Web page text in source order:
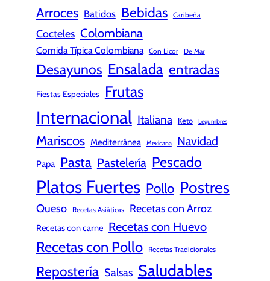
Arroces Batidos Bebidas Caribeña
Cocteles Colombiana
Comida Típica Colombiana Con Licor De Mar
Desayunos Ensalada entradas
Fiestas Especiales Frutas
Internacional Italiana Keto Legumbres
Mariscos Mediterránea Mexicana Navidad
Papa Pasta Pastelería Pescado
Platos Fuertes Pollo Postres
Queso Recetas Asiáticas Recetas con Arroz
Recetas con carne Recetas con Huevo
Recetas con Pollo Recetas Tradicionales
Repostería Salsas Saludables